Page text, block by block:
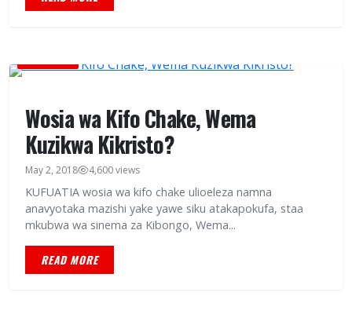
Wosia wa Kifo Chake, Wema
Kuzikwa Kikristo?
May 2, 2018 4,600 views
KUFUATIA wosia wa kifo chake ulioeleza namna
anavyotaka mazishi yake yawe siku atakapokufa, staa
mkubwa wa sinema za Kibongo, Wema...
READ MORE